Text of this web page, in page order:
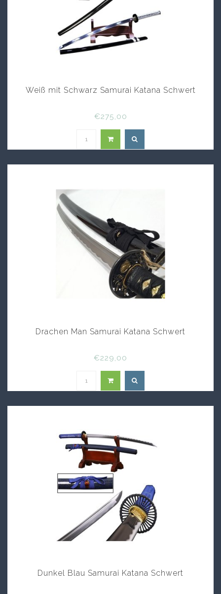
Weiß mit Schwarz Samurai Katana Schwert
€275,00
Drachen Man Samurai Katana Schwert
€229,00
Dunkel Blau Samurai Katana Schwert